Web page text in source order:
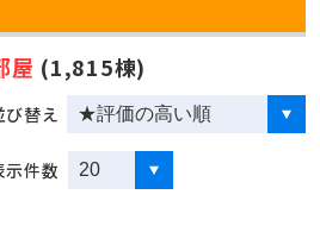
屋 (1,815棟)
び替え
示件数